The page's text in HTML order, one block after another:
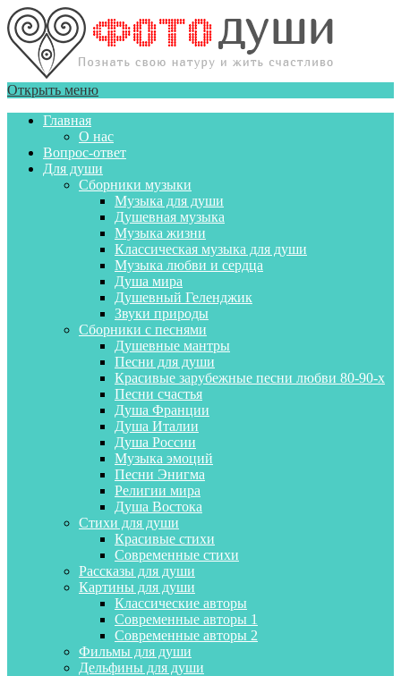
Открыть меню
Главная
О нас
Вопрос-ответ
Для души
Сборники музыки
Музыка для души
Душевная музыка
Музыка жизни
Классическая музыка для души
Музыка любви и сердца
Душа мира
Душевный Геленджик
Звуки природы
Сборники с песнями
Душевные мантры
Песни для души
Красивые зарубежные песни любви 80-90-х
Песни счастья
Душа Франции
Душа Италии
Душа России
Музыка эмоций
Песни Энигма
Религии мира
Душа Востока
Стихи для души
Красивые стихи
Современные стихи
Рассказы для души
Картины для души
Классические авторы
Современные авторы 1
Современные авторы 2
Фильмы для души
Дельфины для души